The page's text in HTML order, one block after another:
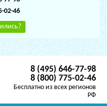
02-46
8 (495) 646-77-98
8 (800) 775-02-46
Бесплатно из всех регионов
РФ